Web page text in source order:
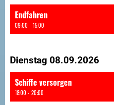
Endfahren
09:00 - 15:00
Dienstag 08.09.2026
Schiffe versorgen
18:00 - 20:00